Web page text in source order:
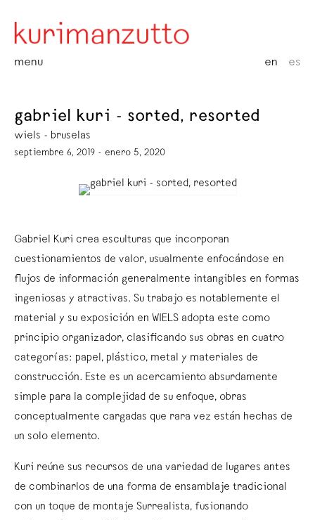
menu en es
gabriel kuri - sorted, resorted
wiels - bruselas
septiembre 6, 2019 - enero 5, 2020
Gabriel Kuri crea esculturas que incorporan
cuestionamientos de valor, usualmente enfocándose en
flujos de información generalmente intangibles en formas
ingeniosas y atractivas. Su trabajo es notablemente el
material y su exposición en WIELS adopta este como
principio organizador, clasificando sus obras en cuatro
categorías: papel, plástico, metal y materiales de
construcción. Este es un acercamiento absurdamente
simple para la complejidad de su enfoque, obras
conceptualmente cargadas que rara vez están hechas de
un solo elemento.
Kuri reúne sus recursos de una variedad de lugares antes
de combinarlos de una forma de ensamblaje tradicional
con un toque de montaje Surrealista, fusionando